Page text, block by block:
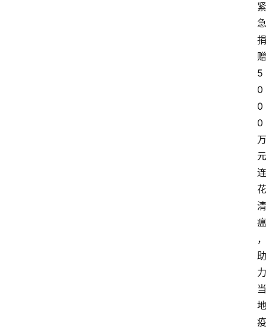
紧
急
捐
赠
5
0
0
0
万
元
连
花
清
瘟
，
助
力
当
地
疫